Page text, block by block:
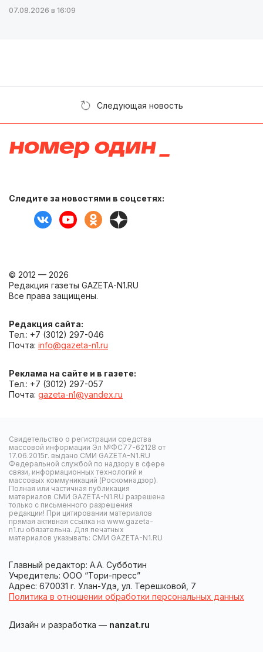
07.08.2026 в 16:09
Следующая новость
Следите за новостями в соцсетях:
© 2012 — 2026
Редакция газеты GAZETA-N1.RU
Все права защищены.
Редакция сайта:
Тел.: +7 (3012) 297-046
Почта: info@gazeta-n1.ru
Реклама на сайте и в газете:
Тел.: +7 (3012) 297-057
Почта: gazeta-n1@yandex.ru
Свидетельство о регистрации средства
массовой информации Эл №ФС77-62128 от
17.06.2015г. выдано СМИ GAZETA-N1.RU
Федеральной службой по надзору в сфере
связи, информационных технологий и
массовых коммуникаций (Роскомнадзор).
Полная или частичная публикация
материалов СМИ GAZETA-N1.RU разрешена
только с письменного разрешения
редакции! При цитировании материалов
прямая активная ссылка на www.gazeta-
n1.ru обязательна. Для печатных
материалов указывать: СМИ GAZETA-N1.RU
Главный редактор: А.А. Субботин
Учредитель: ООО “Тори-пресс”
Адрес: 670031 г. Улан-Удэ, ул. Терешковой, 7
Политика в отношении обработки персональных данных
Дизайн и разработка — nanzat.ru